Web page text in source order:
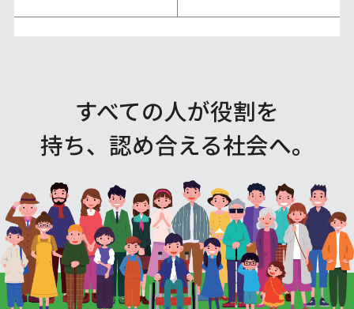
すべての人が役割を
持ち、認め合える社会へ。